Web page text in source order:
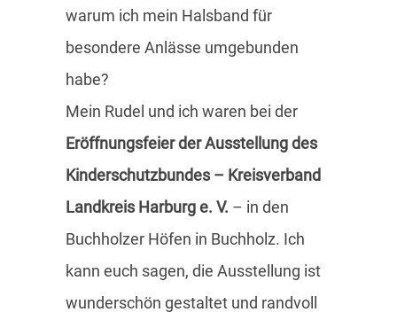
warum ich mein Halsband für
besondere Anlässe umgebunden
habe?
Mein Rudel und ich waren bei der
Eröffnungsfeier der Ausstellung des
Kinderschutzbundes – Kreisverband
Landkreis Harburg e. V. – in den
Buchholzer Höfen in Buchholz. Ich
kann euch sagen, die Ausstellung ist
wunderschön gestaltet und randvoll